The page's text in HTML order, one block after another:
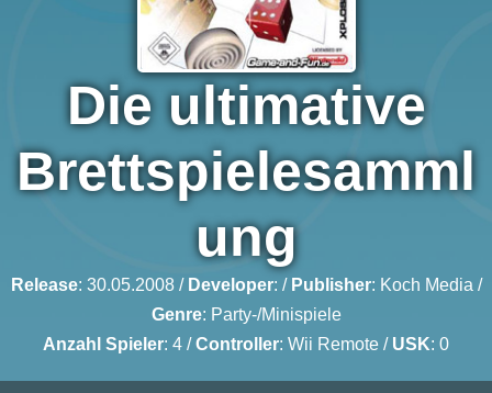
Die ultimative
Brettspielesamml
ung
Release: 30.05.2008 / Developer: / Publisher: Koch Media /
Genre: Party-/Minispiele
Anzahl Spieler: 4 /Controller: Wii Remote / USK: 0